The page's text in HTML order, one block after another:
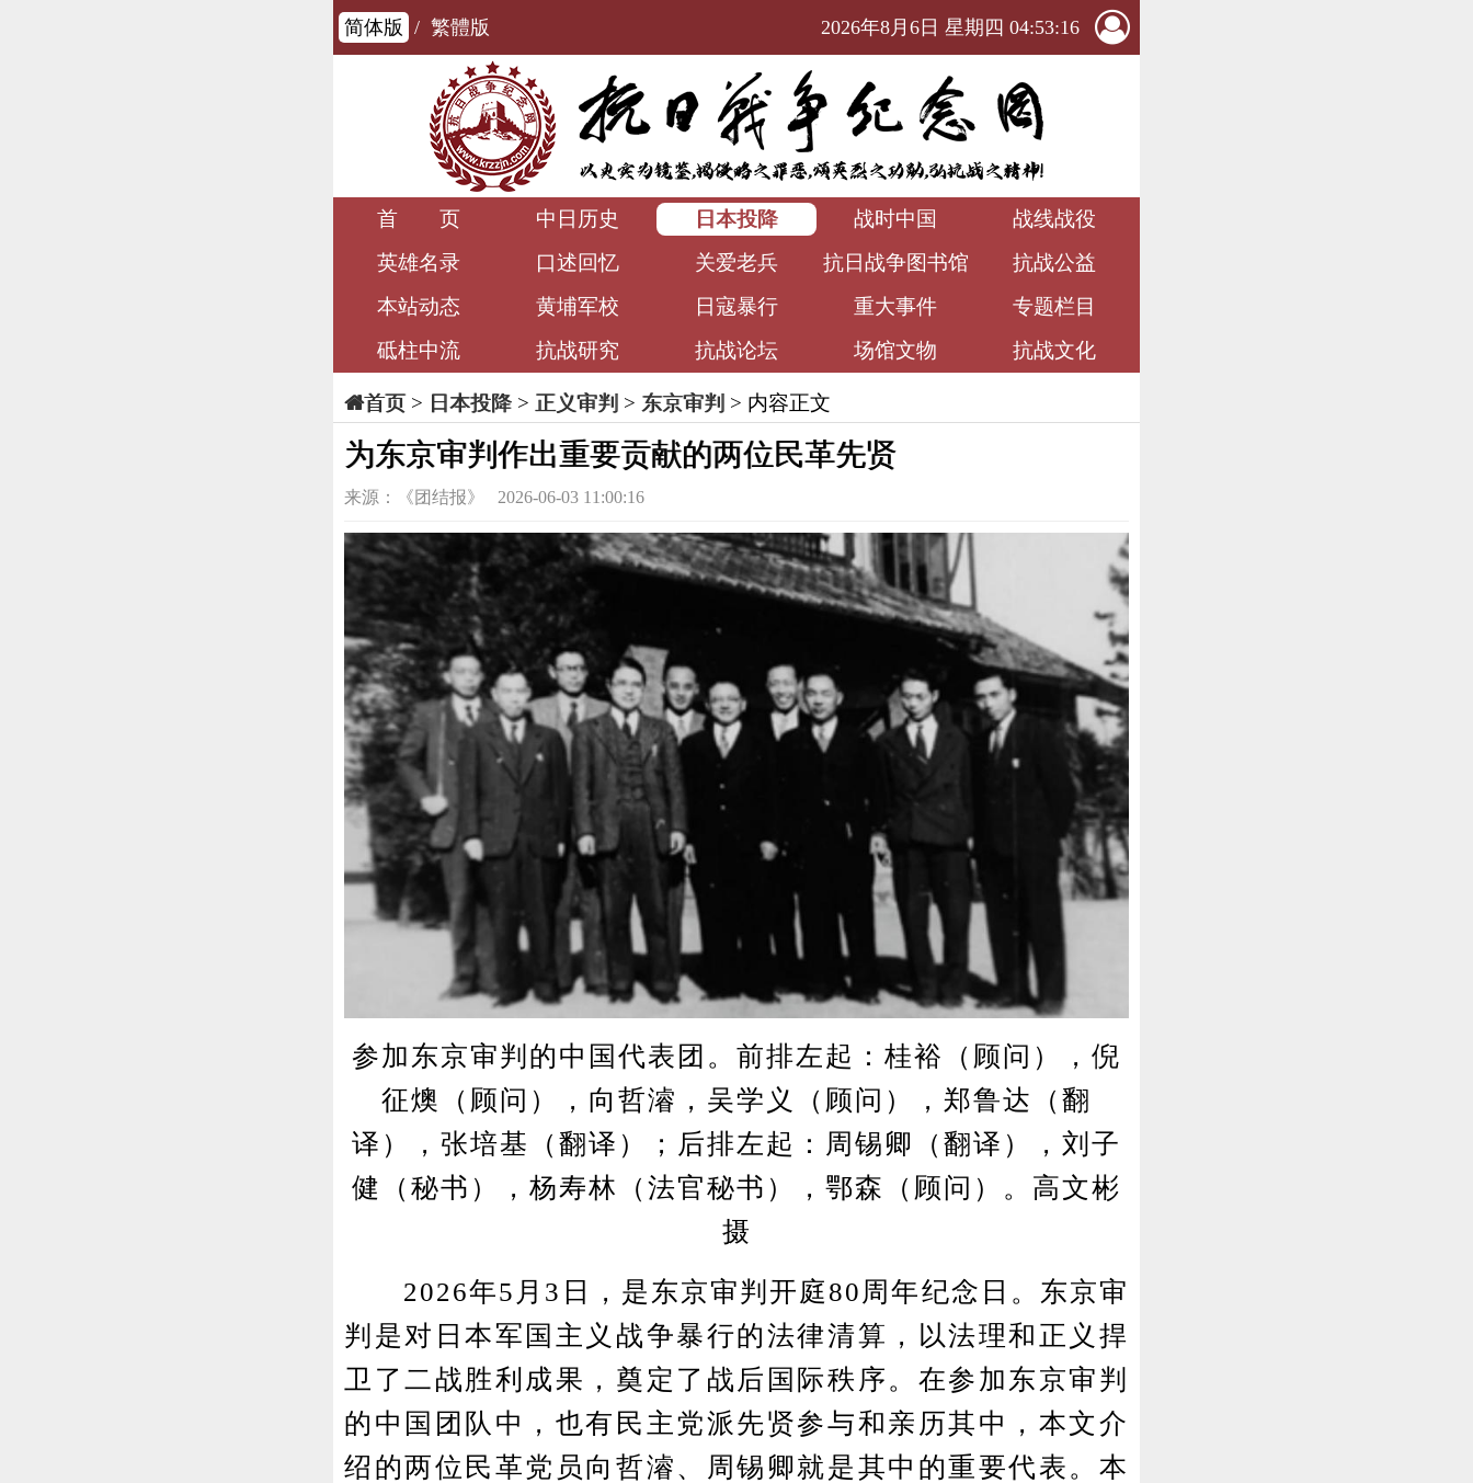
简体版 / 繁體版 2026年8月6日 星期四 04:53:17
首 页 中日历史 日本投降 战时中国
战线战役
英雄名录
口述回忆 关爱老兵 抗日战争图书馆
抗战公益
本站动态
黄埔军校 日寇暴行 重大事件
专题栏目
砥柱中流
抗战研究 抗战论坛 场馆文物 抗战文化
首页> 日本投降 > 正义审判 > 东京审判 > 内容正文
为东京审判作出重要贡献的两位民革先贤
来源：《团结报》 2026-06-03 11:00:16
参加东京审判的中国代表团。前排左起：桂裕（顾问），倪
征燠（顾问），向哲濬，吴学义（顾问），郑鲁达（翻
译），张培基（翻译）；后排左起：周锡卿（翻译），刘子
健（秘书），杨寿林（法官秘书），鄂森（顾问）。高文彬
摄
2026年5月3日，是东京审判开庭80周年纪念日。东京审
判是对日本军国主义战争暴行的法律清算，以法理和正义捍
卫了二战胜利成果，奠定了战后国际秩序。在参加东京审判
的中国团队中，也有民主党派先贤参与和亲历其中，本文介
绍的两位民革党员向哲濬、周锡卿就是其中的重要代表。本